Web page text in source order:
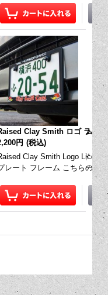
ート フレーム
Frame トウキョウ ハー
ム …
センス プレート フレーム [
Plate Frame レイズド ラ
こちらのアイテムは、一枚
Clay Smith ロゴ ライ
円 (税込)
Clay Smith Logo
レート フレーム こちらのア